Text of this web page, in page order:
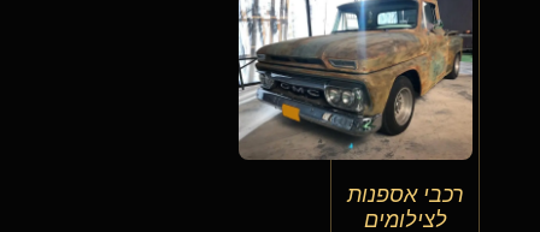
רכבי אספנות
לצילומים